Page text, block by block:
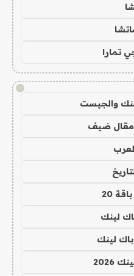
تمارا
!
والجيست
20
لينك
لينك
2026